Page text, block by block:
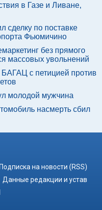
в Газе и Ливане,
сделку по поставке
Фьюмичино
без прямого
массовых увольнений
с петицией против
молодой мужчина
насмерть сбил
Подписка на новости (RSS)
Данные редакции и устав